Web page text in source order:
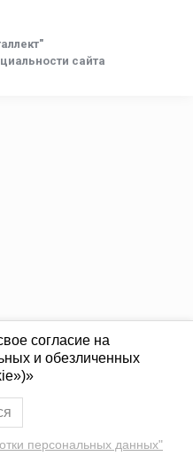
сайта
согласие на
и обезличенных
персональных данных"